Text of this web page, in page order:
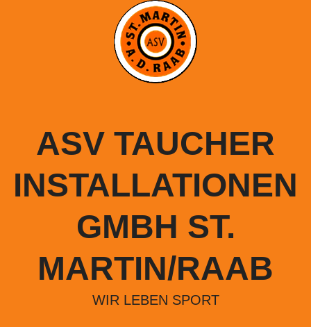
ASV TAUCHER
INSTALLATIONEN
GMBH ST.
MARTIN/RAAB
WIR LEBEN SPORT